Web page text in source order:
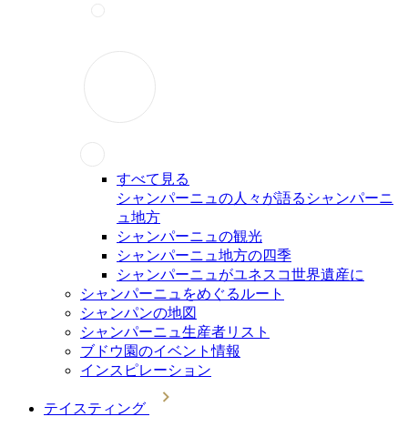
すべて見る
シャンパーニュの人々が語るシャンパーニ
ュ地方
シャンパーニュの観光
シャンパーニュ地方の四季
シャンパーニュがユネスコ世界遺産に
シャンパーニュをめぐるルート
シャンパンの地図
シャンパーニュ生産者リスト
ブドウ園のイベント情報
インスピレーション
テイスティング